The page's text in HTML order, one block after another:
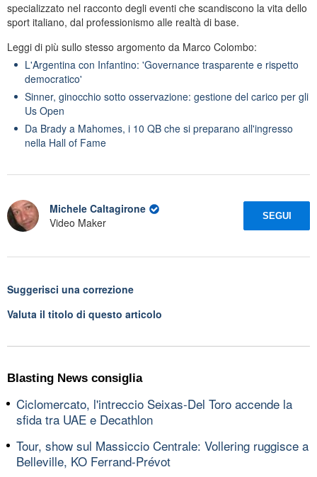
specializzato nel racconto degli eventi che scandiscono la vita dello
sport italiano, dal professionismo alle realtà di base.
Leggi di più sullo stesso argomento da Marco Colombo:
L'Argentina con Infantino: 'Governance trasparente e rispetto
democratico'
Sinner, ginocchio sotto osservazione: gestione del carico per gli
Us Open
Da Brady a Mahomes, i 10 QB che si preparano all'ingresso
nella Hall of Fame
Michele Caltagirone
Video Maker
SEGUI
Suggerisci una correzione
Valuta il titolo di questo articolo
Blasting News consiglia
Ciclomercato, l'intreccio Seixas-Del Toro accende la
sfida tra UAE e Decathlon
Tour, show sul Massiccio Centrale: Vollering ruggisce a
Belleville, KO Ferrand-Prévot